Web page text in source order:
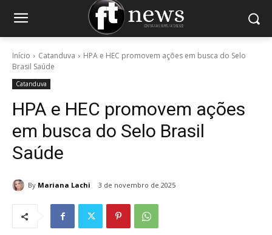
Início Catanduva
HPA e HEC promovem ações em busca do Selo
Brasil Saúde
Catanduva
HPA e HEC promovem ações
em busca do Selo Brasil
Saúde
By Mariana Lachi 3 de novembro de 2025